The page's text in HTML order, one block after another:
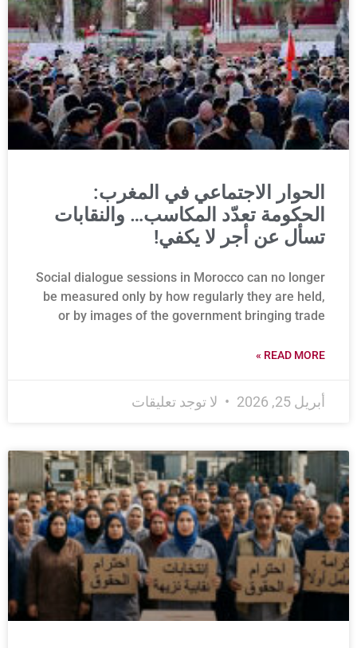
الحوار الاجتماعي في المغرب:
الحكومة تعدّد المكاسب… والنقابات
تسأل عن أجر لا يكفي!
Social dialogue sessions in Morocco can no longer
be measured only by how regularly they are held,
or by images of the government bringing trade
READ MORE »
أبريل 25, 2026 لا توجد تعليقات